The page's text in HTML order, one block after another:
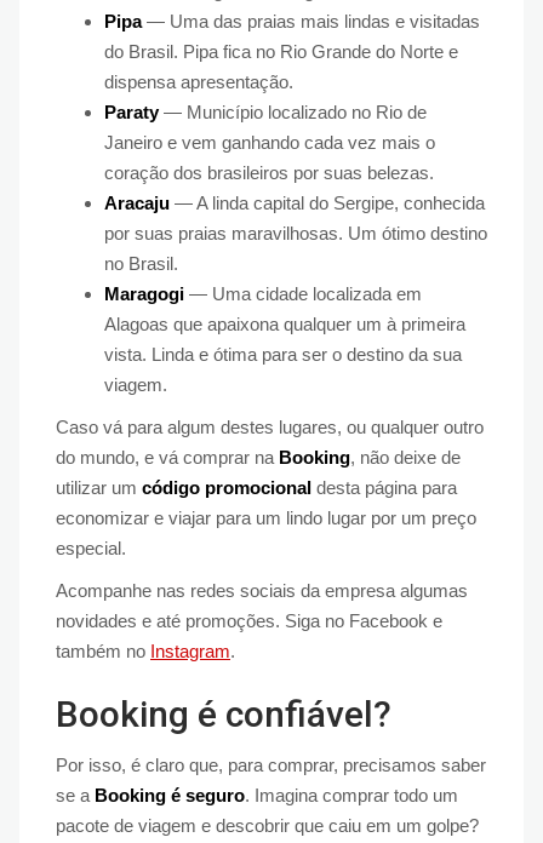
Pipa— Uma das praias mais lindas e visitadas
do Brasil. Pipa fica no Rio Grande do Norte e
dispensa apresentação.
Paraty— Município localizado no Rio de
Janeiro e vem ganhando cada vez mais o
coração dos brasileiros por suas belezas.
Aracaju — A linda capital do Sergipe, conhecida
por suas praias maravilhosas. Um ótimo destino
no Brasil.
Maragogi — Uma cidade localizada em
Alagoas que apaixona qualquer um à primeira
vista. Linda e ótima para ser o destino da sua
viagem.
Caso vá para algum destes lugares, ou qualquer outro
do mundo, e vá comprar na Booking, não deixe de
utilizar um código promocional desta página para
economizar e viajar para um lindo lugar por um preço
especial.
Acompanhe nas redes sociais da empresa algumas
novidades e até promoções. Siga no Facebook e
também no Instagram.
Booking é confiável?
Por isso, é claro que, para comprar, precisamos saber
se a Booking é seguro. Imagina comprar todo um
pacote de viagem e descobrir que caiu em um golpe?